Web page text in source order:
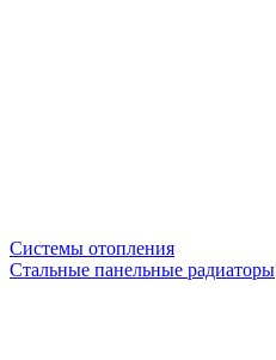
Системы отопления
Стальные панельные радиаторы